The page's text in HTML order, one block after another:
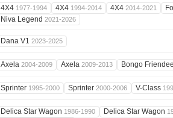
4X4 1977-1994 4X4 1994-2014 4X4 2014-2021
Niva Legend 2021-2026
Dana V1 2023-2025
Axela 2004-2009 Axela 2009-2013 Bongo
Sprinter 1995-2000 Sprinter 2000-2006 V-Class
Delica Star Wagon 1986-1990 Delica Star Wagon